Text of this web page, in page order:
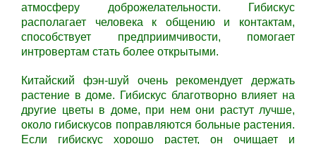
атмосферу доброжелательности. Гибискус
располагает человека к общению и контактам,
способствует предприимчивости, помогает
интровертам стать более открытыми.
Китайский фэн-шуй очень рекомендует держать
растение в доме. Гибискус благотворно влияет на
другие цветы в доме, при нем они растут лучше,
около гибискусов поправляются больные растения.
Если гибискус хорошо растет, он очищает и